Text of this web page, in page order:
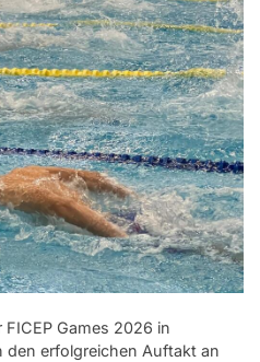
Games 2026 in
erfolgreichen Auftakt an